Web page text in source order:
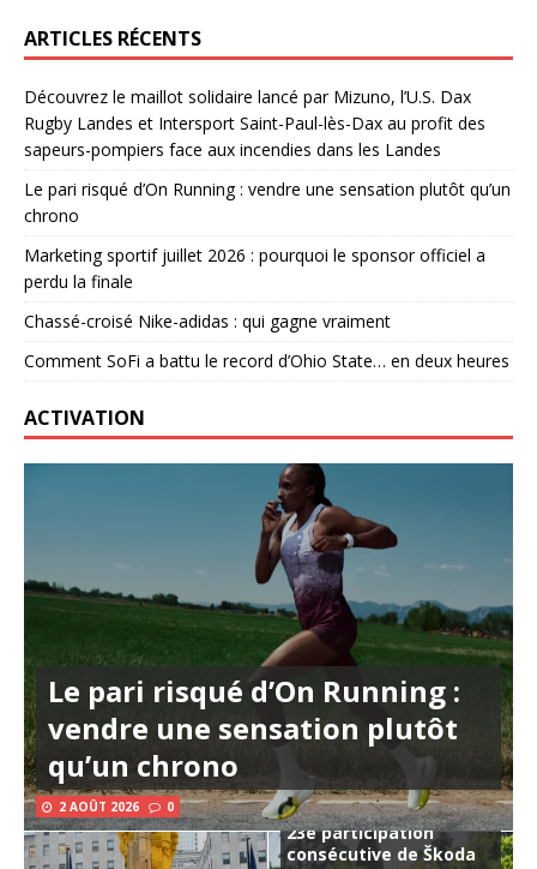
ARTICLES RÉCENTS
Découvrez le maillot solidaire lancé par Mizuno, l’U.S. Dax
Rugby Landes et Intersport Saint-Paul-lès-Dax au profit des
sapeurs-pompiers face aux incendies dans les Landes
Le pari risqué d’On Running : vendre une sensation plutôt qu’un
chrono
Marketing sportif juillet 2026 : pourquoi le sponsor officiel a
perdu la finale
Chassé-croisé Nike-adidas : qui gagne vraiment
Comment SoFi a battu le record d’Ohio State… en deux heures
ACTIVATION
Le pari risqué d’On Running :
vendre une sensation plutôt
qu’un chrono
2 AOÛT 2026 0
23e participation
consécutive de Škoda